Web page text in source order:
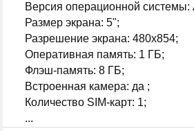
Версия операционной системы:
Размер экрана: 5";
Разрешение экрана: 480x854;
Оперативная память: 1 ГБ;
Флэш-память: 8 ГБ;
Встроенная камера: да ;
Количество SIM-карт: 1;
...